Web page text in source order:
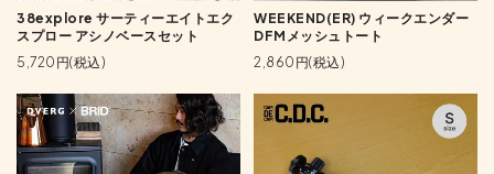
38explore サーティーエイトエク
スプロー アシノベースセット
5,720円(税込)
WEEKEND(ER) ウィークエンダー
DFMメッシュトート
2,860円(税込)